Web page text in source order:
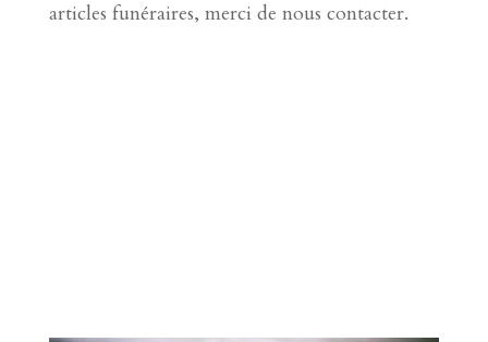
articles funéraires, merci de nous contacter.